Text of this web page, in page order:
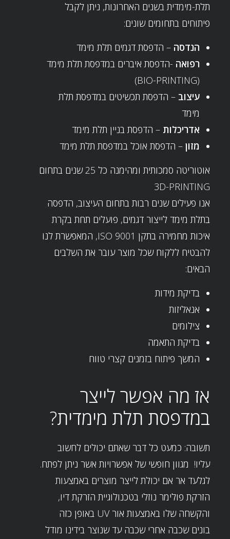
תלת-מימדית בשנים האחרונות, ניתן לקבל
פיתוחים בתחומים שונים:
הנדסה– הדפסת דגמים תלת מימד
רפואה-הדפסת איברים במדפסת תלת מימד
עיצוב– הדפסת תכשיטים במדפסת תלת
מימד
אדריכלות– הדפסת בניין תלת מימד
מזון – הדפסת אוכל במדפסת תלת מימד
אוטוריטה סמכותית ומהימנה כל 25 שנים בתחום
3D-PRINTING
אנו פעילים שנים רבות בתחום העיצוב, הדפסה
בתלת מימד לייצור דגמים, פועלים תחת בקרת
איכות מחמירה בתקן ISO 9001, המאפשרת לנו
להבטיח ללקוח שכל מוצר עובר את השלבים
הבאים:
בדיקת מידות
אנאליזות
צילומים
בדיקת התאמה
המשך פיתוח בזמנים קצרי טווח
אז מה אפשר לייצר
במדפסת תלת מימדית?
תשובה: כמעט כל דבר שאתם יכולים לחשוב
עליו! מגוון חופשי של אפשרויות אשר ניתן לפתח.
לגלעד אר אם יכולת לייצר מוצרים באמצעות
הזרקת פולימר נוזלי בטכנולוגיית הזרקת דיו,
והקשחה שלו באמצעות אור UV באופן כזה
בונים שכבה אחרי שכבה עד שנוצר בידינו מודל